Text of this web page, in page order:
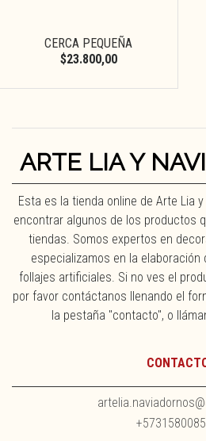
CERCA PEQUEÑA
$23.800,00
ARTE LIA Y
Esta es la tienda online de Arte Lia
encontrar algunos de los productos
tiendas. Somos expertos en
especializamos en la
follajes artificiales. Si no ves el
por favor contáctanos llenando el
la pestaña "contacto", o